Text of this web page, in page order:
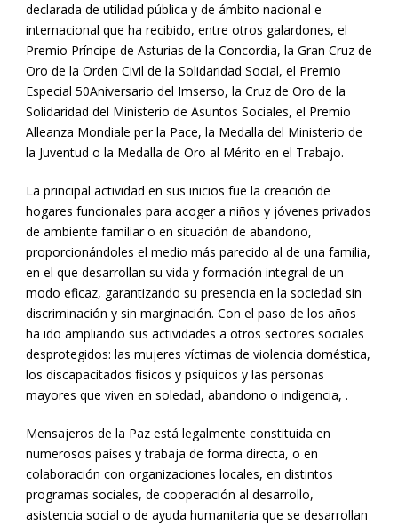
declarada de utilidad pública y de ámbito nacional e
internacional que ha recibido, entre otros galardones, el
Premio Príncipe de Asturias de la Concordia, la Gran Cruz de
Oro de la Orden Civil de la Solidaridad Social, el Premio
Especial 50Aniversario del Imserso, la Cruz de Oro de la
Solidaridad del Ministerio de Asuntos Sociales, el Premio
Alleanza Mondiale per la Pace, la Medalla del Ministerio de
la Juventud o la Medalla de Oro al Mérito en el Trabajo.
La principal actividad en sus inicios fue la creación de
hogares funcionales para acoger a niños y jóvenes privados
de ambiente familiar o en situación de abandono,
proporcionándoles el medio más parecido al de una familia,
en el que desarrollan su vida y formación integral de un
modo eficaz, garantizando su presencia en la sociedad sin
discriminación y sin marginación. Con el paso de los años
ha ido ampliando sus actividades a otros sectores sociales
desprotegidos: las mujeres víctimas de violencia doméstica,
los discapacitados físicos y psíquicos y las personas
mayores que viven en soledad, abandono o indigencia, .
Mensajeros de la Paz está legalmente constituida en
numerosos países y trabaja de forma directa, o en
colaboración con organizaciones locales, en distintos
programas sociales, de cooperación al desarrollo,
asistencia social o de ayuda humanitaria que se desarrollan